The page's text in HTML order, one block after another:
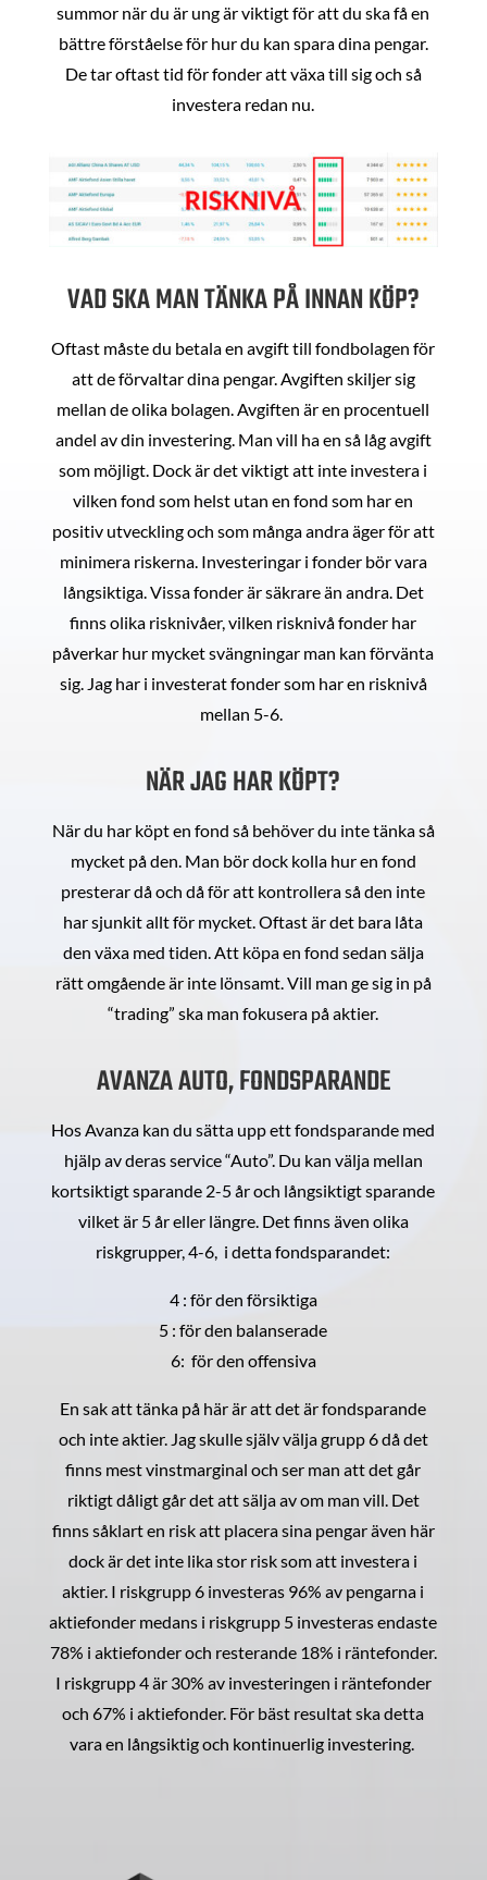
summor när du är ung är viktigt för att du ska få en
bättre förståelse för hur du kan spara dina pengar.
De tar oftast tid för fonder att växa till sig och så
investera redan nu.
VAD SKA MAN TÄNKA PÅ INNAN KÖP?
Oftast måste du betala en avgift till fondbolagen för
att de förvaltar dina pengar. Avgiften skiljer sig
mellan de olika bolagen. Avgiften är en procentuell
andel av din investering. Man vill ha en så låg avgift
som möjligt. Dock är det viktigt att inte investera i
vilken fond som helst utan en fond som har en
positiv utveckling och som många andra äger för att
minimera riskerna. Investeringar i fonder bör vara
långsiktiga. Vissa fonder är säkrare än andra. Det
finns olika risknivåer, vilken risknivå fonder har
påverkar hur mycket svängningar man kan förvänta
sig. Jag har i investerat fonder som har en risknivå
mellan 5-6.
NÄR JAG HAR KÖPT?
När du har köpt en fond så behöver du inte tänka så
mycket på den. Man bör dock kolla hur en fond
presterar då och då för att kontrollera så den inte
har sjunkit allt för mycket. Oftast är det bara låta
den växa med tiden. Att köpa en fond sedan sälja
rätt omgående är inte lönsamt. Vill man ge sig in på
“trading” ska man fokusera på aktier.
AVANZA AUTO, FONDSPARANDE
Hos Avanza kan du sätta upp ett fondsparande med
hjälp av deras service “Auto”. Du kan välja mellan
kortsiktigt sparande 2-5 år och långsiktigt sparande
vilket är 5 år eller längre. Det finns även olika
riskgrupper, 4-6, i detta fondsparandet:
4 : för den försiktiga
5 : för den balanserade
6: för den offensiva
En sak att tänka på här är att det är fondsparande
och inte aktier. Jag skulle själv välja grupp 6 då det
finns mest vinstmarginal och ser man att det går
riktigt dåligt går det att sälja av om man vill. Det
finns såklart en risk att placera sina pengar även här
dock är det inte lika stor risk som att investera i
aktier. I riskgrupp 6 investeras 96% av pengarna i
aktiefonder medans i riskgrupp 5 investeras endaste
78% i aktiefonder och resterande 18% i räntefonder.
I riskgrupp 4 är 30% av investeringen i räntefonder
och 67% i aktiefonder. För bäst resultat ska detta
vara en långsiktig och kontinuerlig investering.